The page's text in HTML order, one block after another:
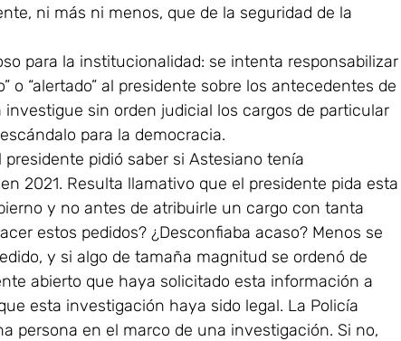
ni más ni menos, que de la seguridad de la
para la institucionalidad: se intenta responsabilizar
o “alertado” al presidente sobre los antecedentes de
investigue sin orden judicial los cargos de particular
para la democracia.
pidió saber si Astesiano tenía
2021. Resulta llamativo que el presidente pida esta
y no antes de atribuirle un cargo con tanta
estos pedidos? ¿Desconfiaba acaso? Menos se
y si algo de tamaña magnitud se ordenó de
abierto que haya solicitado esta información a
esta investigación haya sido legal. La Policía
persona en el marco de una investigación. Si no,